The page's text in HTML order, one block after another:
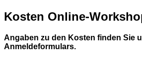
Kosten Online-
Angaben zu den Kosten finden Sie
Anmeldeformulars.